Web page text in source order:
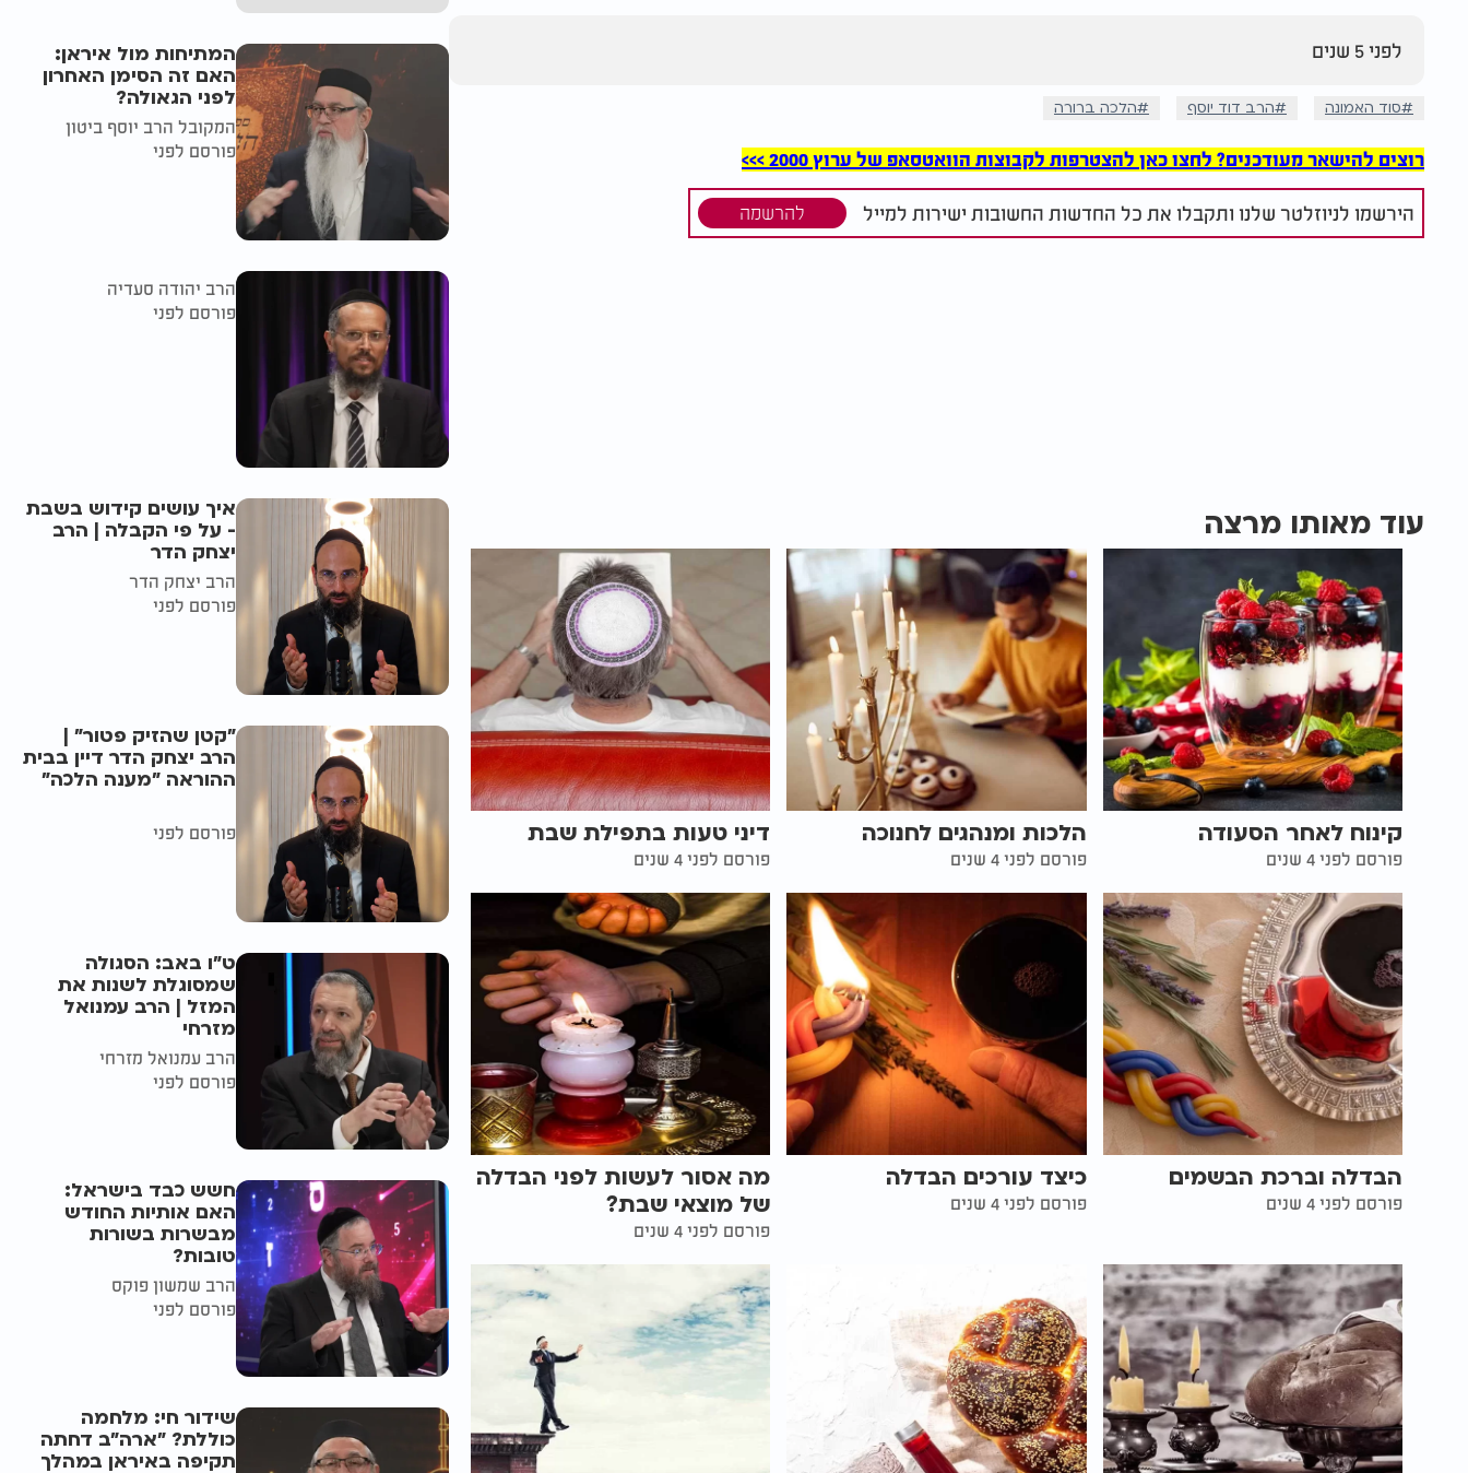
לפני 5 שנים
סוד האמונה הרב דוד יוסף הלכה ברורה
רוצים להישאר מעודכנים? לחצו כאן להצטרפות לקבוצות הוואטסאפ של ערוץ 2000 >>>
הירשמו לניוזלטר שלנו ותקבלו את כל החדשות החשובות ישירות למייל להרשמה
עוד מאותו מרצה
קינוח לאחר הסעודה
פורסם לפני 4 שנים
הלכות ומנהגים לחנוכה
פורסם לפני 4 שנים
דיני טעות בתפילת שבת
פורסם לפני 4 שנים
הבדלה וברכת הבשמים
פורסם לפני 4 שנים
כיצד עורכים הבדלה
פורסם לפני 4 שנים
מה אסור לעשות לפני הבדלה
של מוצאי שבת?
פורסם לפני 4 שנים
המתיחות מול איראן:
האם זה הסימן האחרון
לפני הגאולה?
המקובל הרב יוסף ביטון
פורסם לפני
הרב יהודה סעדיה
פורסם לפני
איך עושים קידוש בשבת
- על פי הקבלה | הרב
יצחק הדר
הרב יצחק הדר
פורסם לפני
"קטן שהזיק פטור" |
הרב יצחק הדר דיין בבית
ההוראה "מענה הלכה"
פורסם לפני
ט"ו באב: הסגולה
שמסוגלת לשנות את
המזל | הרב עמנואל
מזרחי
הרב עמנואל מזרחי
פורסם לפני
חשש כבד בישראל:
האם אותיות החודש
מבשרות בשורות
טובות?
הרב שמשון פוקס
פורסם לפני
שידור חי: מלחמה
כוללת? ״ארה"ב דחתה
תקיפה באיראן במהלך